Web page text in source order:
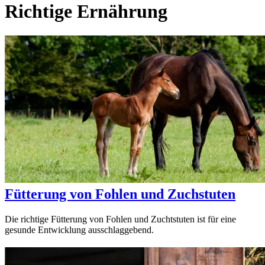
Richtige Ernährung
Fütterung von Fohlen und Zuchstuten
Die richtige Fütterung von Fohlen und Zuchtstuten ist für eine
gesunde Entwicklung ausschlaggebend.